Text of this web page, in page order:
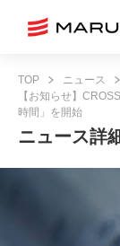
TOP
ニュース
【お知らせ】
時間」を開始
ニュース詳